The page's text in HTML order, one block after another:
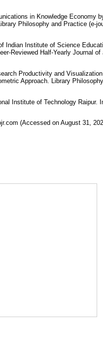
in Knowledge Economy
Philosophy and Practice (e-
Indian Institute of Science
Reviewed Half-Yearly Journal of
Productivity and Visualization
Approach. Library
Institute of Technology Raipur.
(Accessed on August 31,